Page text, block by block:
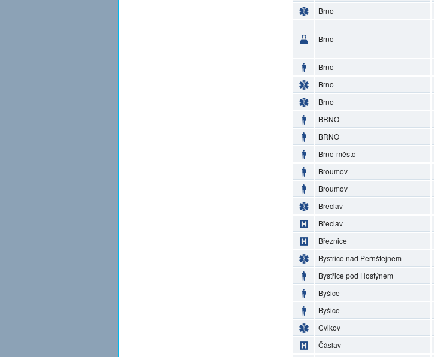
Brno
Brno
Brno
Brno
Brno
BRNO
BRNO
Brno-město
Broumov
Broumov
Břeclav
Břeclav
Březnice
Bystřice nad Pernštejnem
Bystřice pod Hostýnem
Byšice
Byšice
Cvikov
Čáslav